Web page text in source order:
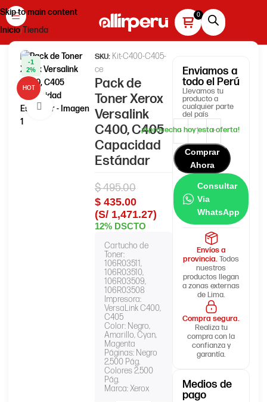
Skip to main content
Inicio Tienda
-1
2%
HOT
Haga clic para ampliar
SKU: Kit-C400-C405-
ce
Pack de
Toner Xerox
Versalink
C400, C405
Capacidad
Estándar
$495.00
$ 435.00
(S/ 1,471.27)
12% DSCTO
Cartucho de
Toner:
106R03511,
106R03510,
106R03509,
106R03508
Impresora:
VersaLink C400,
C405
Color: Negro,
Amarillo, Cyan,
Magenta
Páginas: Negro
2,500 Pág.
Colores 2,500
Pág.
Marca: Xerox
Enviamos a
todo el Perú
Llevamos tu
producto a
cualquier parte
del país
Comprar
Ahora
Consultar
Via
WhatsApp
Envíos a
provincia.Todos
nuestros
productos llegan
a zonas externas
de Lima.
Compra segura.
Realiza tu
compra con la
confianza y
garantía.
Medios de
pago